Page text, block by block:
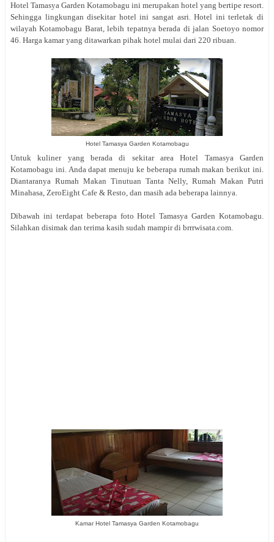
Hotel Tamasya Garden Kotamobagu ini merupakan hotel yang bertipe resort.
Sehingga lingkungan disekitar hotel ini sangat asri. Hotel ini terletak di
wilayah Kotamobagu Barat, lebih tepatnya berada di jalan Soetoyo nomor
46. Harga kamar yang ditawarkan pihak hotel mulai dari 220 ribuan.
Hotel Tamasya Garden Kotamobagu
Untuk kuliner yang berada di sekitar area Hotel Tamasya Garden
Kotamobagu ini. Anda dapat menuju ke beberapa rumah makan berikut ini.
Diantaranya Rumah Makan Tinutuan Tanta Nelly, Rumah Makan Putri
Minahasa, ZeroEight Cafe & Resto, dan masih ada beberapa lainnya.
Dibawah ini terdapat beberapa fotoHotel Tamasya Garden Kotamobagu.
Silahkan disimak dan terima kasih sudah mampir di brrrwisata.com.
Kamar Hotel Tamasya Garden Kotamobagu